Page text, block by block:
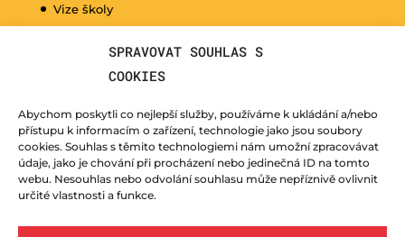
SPRAVOVAT SOUHLAS S
COOKIES
Abychom poskytli co nejlepší služby, používáme k ukládání a/nebo
přístupu k informacím o zařízení, technologie jako jsou soubory
cookies. Souhlas s těmito technologiemi nám umožní zpracovávat
údaje, jako je chování při procházení nebo jedinečná ID na tomto
webu. Nesouhlas nebo odvolání souhlasu může nepříznivě ovlivnit
určité vlastnosti a funkce.
Vize školy
Kurzy pro veřejnost
Fotogalerie
Učitelé